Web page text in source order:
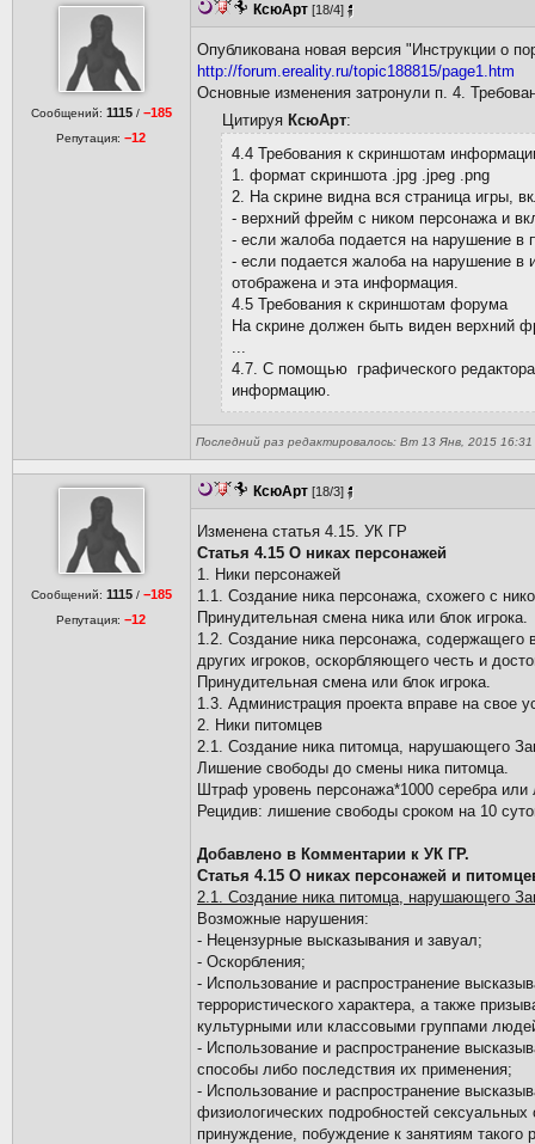
Сообщений: 1115 / −185
Репутация:−12
КсюАрт [18/4]
Опубликована новая версия "Инструкции о
http://forum.ereality.ru/topic188815/page1.htm
Основные изменения затронули п. 4.
Цитируя КсюАрт:
4.4 Требования к скриншотам
1. формат скриншота .jpg .jpeg .png
2. На скрине видна вся страница игры,
- верхний фрейм с ником персонажа и
- если жалоба подается на нарушение в
- если подается жалоба на нарушение в
отображена и эта информация.
4.5 Требования к скриншотам форума
На скрине должен быть виден верхний
...
4.7. С помощью графического
информацию.
Последний раз редактировалось: Вт 13 Янв, 2015
Сообщений: 1115 / −185
Репутация:−12
КсюАрт [18/3]
Изменена статья 4.15. УК ГР
Статья 4.15 О никах персонажей
1. Ники персонажей
1.1. Создание ника персонажа, схожего с
Принудительная смена ника или блок игрока.
1.2. Создание ника персонажа,
других игроков, оскорбляющего честь и
Принудительная смена или блок игрока.
1.3. Администрация проекта вправе на свое
2. Ники питомцев
2.1. Создание ника питомца, нарушающего
Лишение свободы до смены ника питомца.
Штраф уровень персонажа*1000 серебра
Рецидив: лишение свободы сроком на 10
Добавлено в Комментарии к УК ГР.
Статья 4.15 О никах персонажей и
2.1. Создание ника питомца, нарушающего
Возможные нарушения:
- Нецензурные высказывания и завуал;
- Оскорбления;
- Использование и распространение
террористического характера, а также
культурными или классовыми группами
- Использование и распространение
способы либо последствия их применения;
- Использование и распространение
физиологических подробностей
принуждение, побуждение к занятиям такого